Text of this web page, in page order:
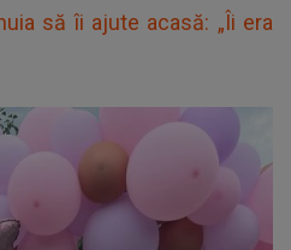
să îi ajute acasă: „Îi era